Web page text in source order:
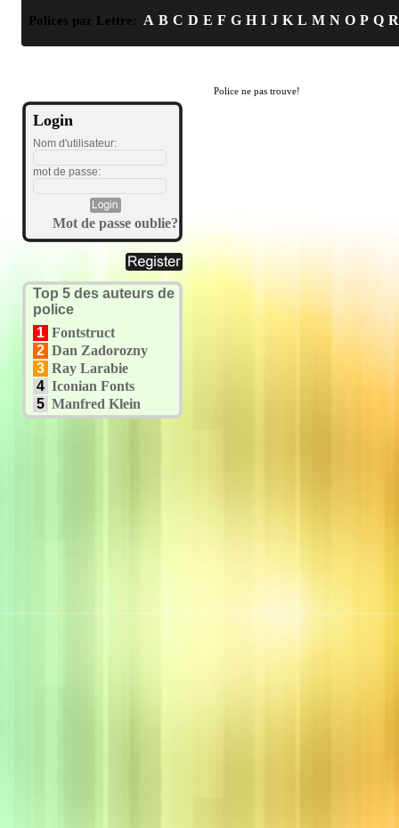
Polices par Lettre: A B C D E F G H I J K L M N O P Q R
Login
Nom d'utilisateur:
mot de passe:
Mot de passe oublie?
Top 5 des auteurs de
police
1 Fontstruct
2 Dan Zadorozny
3 Ray Larabie
4 Iconian Fonts
5 Manfred Klein
Police ne pas trouve!